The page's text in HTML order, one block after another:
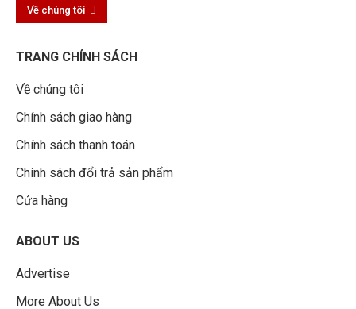
Về chúng tôi
TRANG CHÍNH SÁCH
Về chúng tôi
Chính sách giao hàng
Chính sách thanh toán
Chính sách đổi trả sản phẩm
Cửa hàng
ABOUT US
Advertise
More About Us